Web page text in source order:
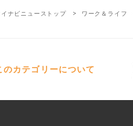
イナビニューストップ ワーク＆ライフ
のカテゴリーについて